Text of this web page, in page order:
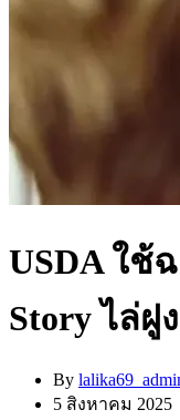
USDA ใช้
Story ไล่ฝู
By
5 สิงหาคม 2025